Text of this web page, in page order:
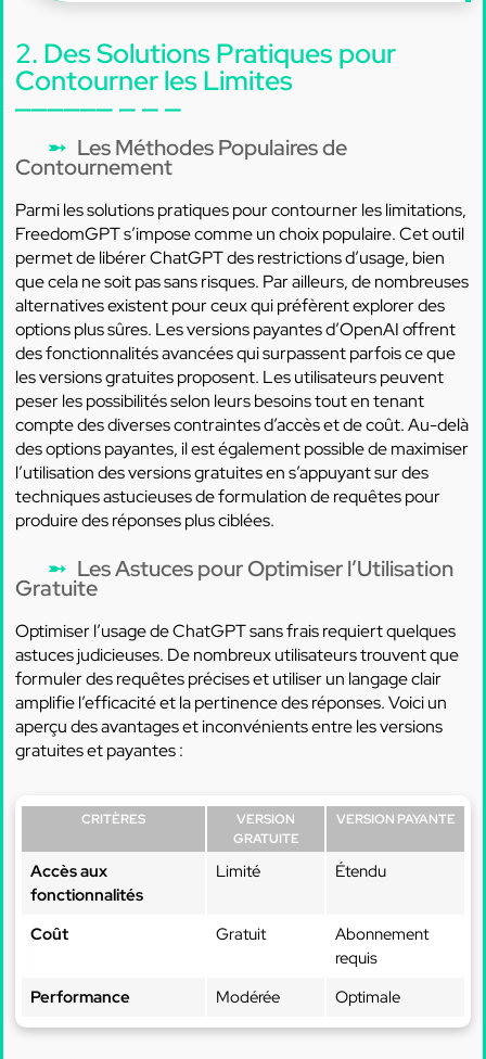
2. Des Solutions Pratiques pour
Contourner les Limites
Les Méthodes Populaires de
Contournement
Parmi les solutions pratiques pour contourner les limitations,
FreedomGPT s’impose comme un choix populaire. Cet outil
permet de libérer ChatGPT des restrictions d’usage, bien
que cela ne soit pas sans risques. Par ailleurs, de nombreuses
alternatives existent pour ceux qui préfèrent explorer des
options plus sûres. Les versions payantes d’OpenAI offrent
des fonctionnalités avancées qui surpassent parfois ce que
les versions gratuites proposent. Les utilisateurs peuvent
peser les possibilités selon leurs besoins tout en tenant
compte des diverses contraintes d’accès et de coût. Au-delà
des options payantes, il est également possible de maximiser
l’utilisation des versions gratuites en s’appuyant sur des
techniques astucieuses de formulation de requêtes pour
produire des réponses plus ciblées.
Les Astuces pour Optimiser l’Utilisation
Gratuite
Optimiser l’usage de ChatGPT sans frais requiert quelques
astuces judicieuses. De nombreux utilisateurs trouvent que
formuler des requêtes précises et utiliser un langage clair
amplifie l’efficacité et la pertinence des réponses. Voici un
aperçu des avantages et inconvénients entre les versions
gratuites et payantes :
CRITÈRES
VERSION
GRATUITE
VERSION PAYANTE
Accès aux
fonctionnalités
Limité Étendu
Coût Gratuit
Abonnement
requis
Performance
Modérée Optimale